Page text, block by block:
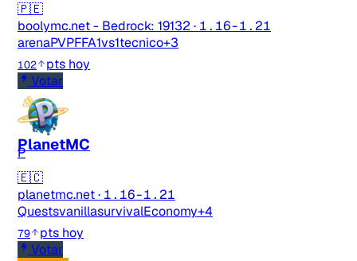
🇵🇪
boolymc.net - Bedrock: 19132 · 1.16-1.21
arenaPVPFFA1vs1tecnico+3
102
pts hoy
Votar
P
PlanetMC
🇪🇨
planetmc.net· 1.16-1.21
QuestsvanillasurvivalEconomy+4
79
pts hoy
Votar